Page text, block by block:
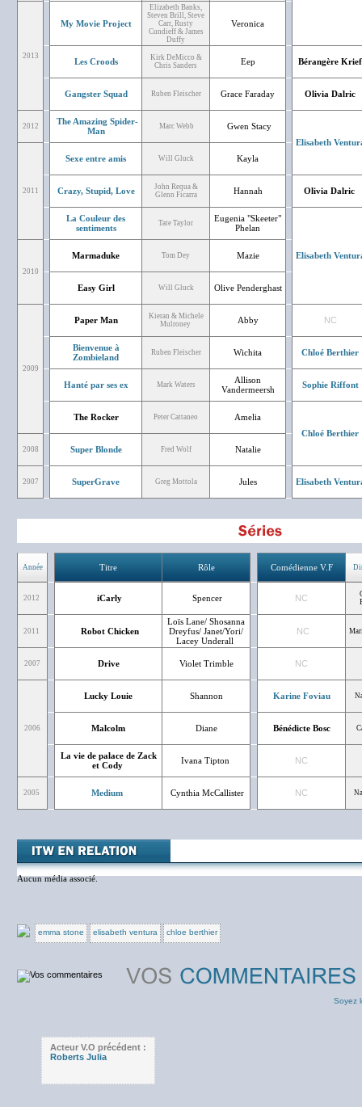
2013
My Movie Project
Elizabeth Banks,
Steven Brill, Steve
Carr, Rusty
Cundieff & James
Duffy
Veronica
Les Croods
Kirk DeMicco &
Chris Sanders
Eep Bérangère Krief
Gangster Squad Ruben Fleischer Grace Faraday Olivia Dalric
2012
The Amazing Spider-
Man
Marc Webb
Gwen Stacy
Elisabeth
2011
Sexe entre amis Will Gluck Kayla
Crazy, Stupid, Love
John Requa &
Glenn Ficarra
Hannah Olivia Dalric
La Couleur des
sentiments
Tate Taylor
Eugenia "Skeeter"
Phelan
Elisabeth
2010
Marmaduke Tom Dey Mazie
Easy Girl Will Gluck Olive Penderghast
2009
Paper Man
Kieran & Michele
Mulroney
Abby NC
Bienvenue à
Zombieland
Ruben Fleischer Wichita Chloé Berthier
Hanté par ses ex Mark Waters
Allison
Vandermeersh
Sophie Riffont
The Rocker Peter Cattaneo
Amelia
Chloé Berthier
2008 Super Blonde Fred Wolf Natalie
2007 SuperGrave Greg Mottola Jules Elisabeth
Année Titre Rôle Comédienne V.F
2012 iCarly Spencer NC
2011 Robot Chicken
Loïs Lane/ Shosanna
Dreyfus/ Janet/Yori/
Lacey Underall
NC
2007 Drive Violet Trimble NC
2006
Lucky Louie Shannon Karine Foviau
Malcolm Diane Bénédicte Bosc
La vie de palace de Zack
et Cody
Ivana Tipton NC
2005 Medium Cynthia McCallister NC
Aucun média associé.
emma stone elisabeth ventura chloe berthier
Soyez
Acteur V.O précédent :
Roberts Julia